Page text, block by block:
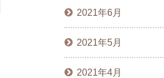
2021年6月
2021年5月
2021年4月